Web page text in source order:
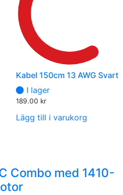
Kabel 150cm 13 AWG Svart
I lager
189.00 kr
Lägg till i varukorg
Combo med 1410-